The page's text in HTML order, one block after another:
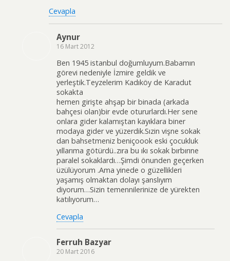
Cevapla
Aynur
16 Mart 2012
Ben 1945 istanbul doğumluyum.Babamın
görevi nedeniyle İzmire geldik ve
yerleştik.Teyzelerim Kadıköy de Karadut
sokakta
hemen girişte ahşap bir binada (arkada
bahçesi olan)bir evde otururlardı.Her sene
onlara gider kalamıştan kayıklara biner
modaya gider ve yüzerdik.Sızin vişne sokak
dan bahsetmeniz beniçoook eski çocukluk
yıllarıma götürdü..zıra bu ıkı sokak bırbırıne
paralel sokaklardı…Şimdi önunden geçerken
üzülüyorum .Ama yinede o güzellikleri
yaşamış olmaktan dolayı şanslıyım
diyorum…Sizin temennilerinize de yürekten
katılıyorum…
Cevapla
Ferruh Bazyar
20 Mart 2016